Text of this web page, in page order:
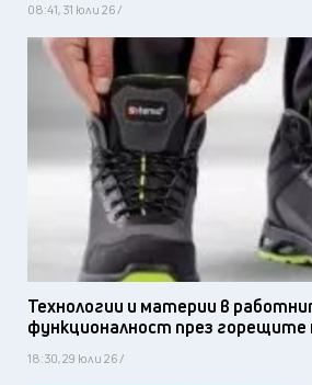
08:41, 31 юли 26 /
Технологии и материи в
функционалност през горещите
18:30, 29 юли 26 /